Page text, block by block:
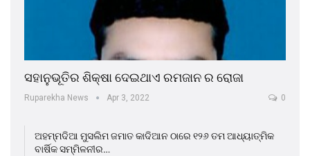
ସହାନୁଭୂତିର ଶିକ୍ଷା ଦେଇଥାଏ ରମଜାନ ର ରୋଜା
Ruparekha News Apr 3, 2022 0
ଅହମ୍ମଦିଆ ମୁସଲିମ ଜମାତ କାଦିଆନ ଠାରେ ୧୨୬ ତମ ଆଧ୍ୟାତ୍ମିକ
ବାର୍ଷିକ ସମ୍ମିଳନୀର…